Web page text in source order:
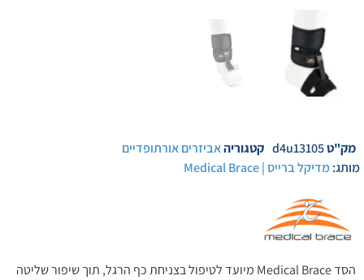
מק"טd4u13105 קטגוריהאביזרים אורתופדיים
מותג:מדיקל ברייס | Medical Brace
הסד Medical Brace מיועד לטיפול בצניחת כף הרגל, תוך שיפור שליטה